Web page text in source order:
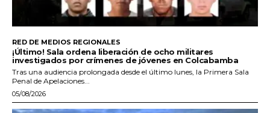
RED DE MEDIOS REGIONALES
¡Último! Sala ordena liberación de ocho militares
investigados por crímenes de jóvenes en Colcabamba
Tras una audiencia prolongada desde el último lunes, la Primera Sala
Penal de Apelaciones...
05/08/2026